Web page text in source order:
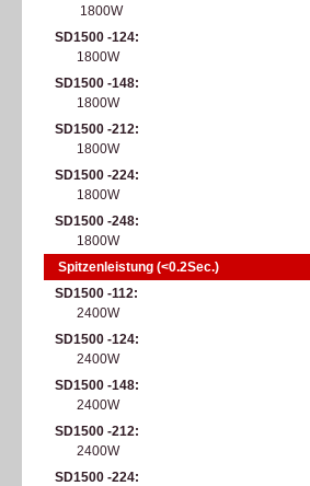
1800W
SD1500 -124
1800W
SD1500 -148
1800W
SD1500 -212
1800W
SD1500 -224
1800W
SD1500 -248
1800W
Spitzenleistung (<0.2Sec.)
SD1500 -112
2400W
SD1500 -124
2400W
SD1500 -148
2400W
SD1500 -212
2400W
SD1500 -224